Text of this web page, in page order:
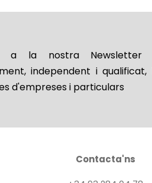
a la nostra Newsletter
independent i
d'empreses i particulars
Contacta'ns